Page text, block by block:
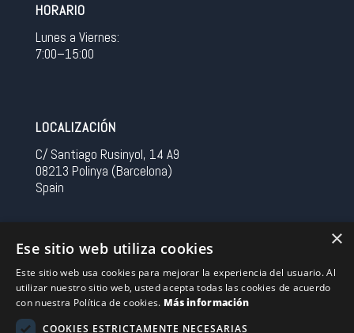
HORARIO
Lunes a Viernes:
7:00–15:00
LOCALIZACIÓN
C/ Santiago Rusinyol, 14 A9
08213 Polinya (Barcelona)
Spain
Tel 0034 93 713 37 30
sermovil@sertronic.es
Acceso intranet para representantes
×
Ese sitio web utiliza cookies
Este sitio web usa cookies para mejorar la experiencia del usuario. Al
utilizar nuestro sitio web, usted acepta todas las cookies de acuerdo
con nuestra Política de cookies. Más información
COOKIES ESTRICTAMENTE NECESARIAS